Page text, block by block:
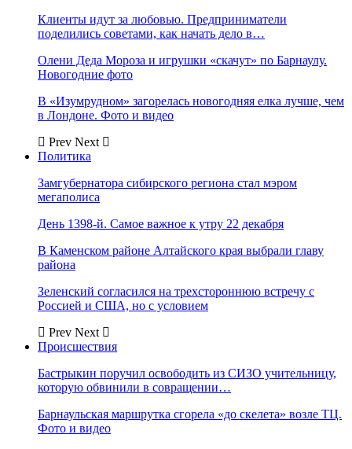
Клиенты идут за любовью. Предприниматели
поделились советами, как начать дело в…
Олени Деда Мороза и игрушки «скачут» по Барнаулу.
Новогодние фото
В «Изумрудном» загорелась новогодняя елка лучше, чем
в Лондоне. Фото и видео
Prev Next
Политика
Замгубернатора сибирского региона стал мэром
мегаполиса
День 1398-й. Самое важное к утру 22 декабря
В Каменском районе Алтайского края выбрали главу
района
Зеленский согласился на трехстороннюю встречу с
Россией и США, но с условием
Prev Next
Происшествия
Бастрыкин поручил освободить из СИЗО учительницу,
которую обвинили в совращении…
Барнаульская маршрутка сгорела «до скелета» возле ТЦ.
Фото и видео